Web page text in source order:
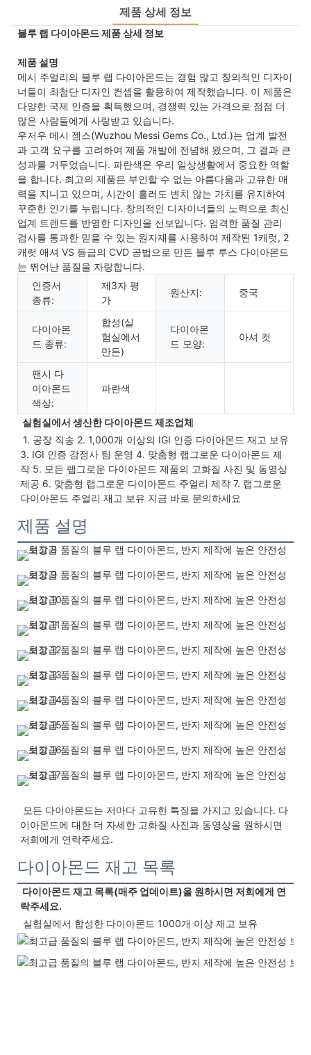
제품 상세 정보
블루 랩 다이아몬드 제품 상세 정보
제품 설명
메시 주얼리의 블루 랩 다이아몬드는 경험 많고 창의적인 디자이
너들이 최첨단 디자인 컨셉을 활용하여 제작했습니다. 이 제품은
다양한 국제 인증을 획득했으며, 경쟁력 있는 가격으로 점점 더
많은 사람들에게 사랑받고 있습니다.
우저우 메시 젬스(Wuzhou Messi Gems Co., Ltd.)는 업계 발전
과 고객 요구를 고려하여 제품 개발에 전념해 왔으며, 그 결과 큰
성과를 거두었습니다. 파란색은 우리 일상생활에서 중요한 역할
을 합니다. 최고의 제품은 부인할 수 없는 아름다움과 고유한 매
력을 지니고 있으며, 시간이 흘러도 변치 않는 가치를 유지하여
꾸준한 인기를 누립니다. 창의적인 디자이너들의 노력으로 최신
업계 트렌드를 반영한 ​​디자인을 선보입니다. 엄격한 품질 관리
검사를 통과한 믿을 수 있는 원자재를 사용하여 제작된 1캐럿, 2
캐럿 애셔 VS 등급의 CVD 공법으로 만든 블루 루스 다이아몬드
는 뛰어난 품질을 자랑합니다.
인증서
종류:
제3자 평
가
원산지: 중국
다이아몬
드 종류:
합성(실
험실에서
만든)
다이아몬
드 모양:
아셔 컷
팬시 다
이아몬드
색상:
파란색
실험실에서 생산한 다이아몬드 제조업체
3. IGI 인증 감정사 팀 운영 4. 맞춤형 랩그로운 다이아몬드 제
작 5. 모든 랩그로운 다이아몬드 제품의 고화질 사진 및 동영상
제공 6. 맞춤형 랩그로운 다이아몬드 주얼리 제작 7. 랩그로운
다이아몬드 주얼리 재고 보유 지금 바로 문의하세요
제품 설명
이아몬드에 대한 더 자세한 고화질 사진과 동영상을 원하시면
저희에게 연락주세요.
다이아몬드 재고 목록
락주세요.
실험실에서 합성한 다이아몬드 1000개 이상 재고 보유